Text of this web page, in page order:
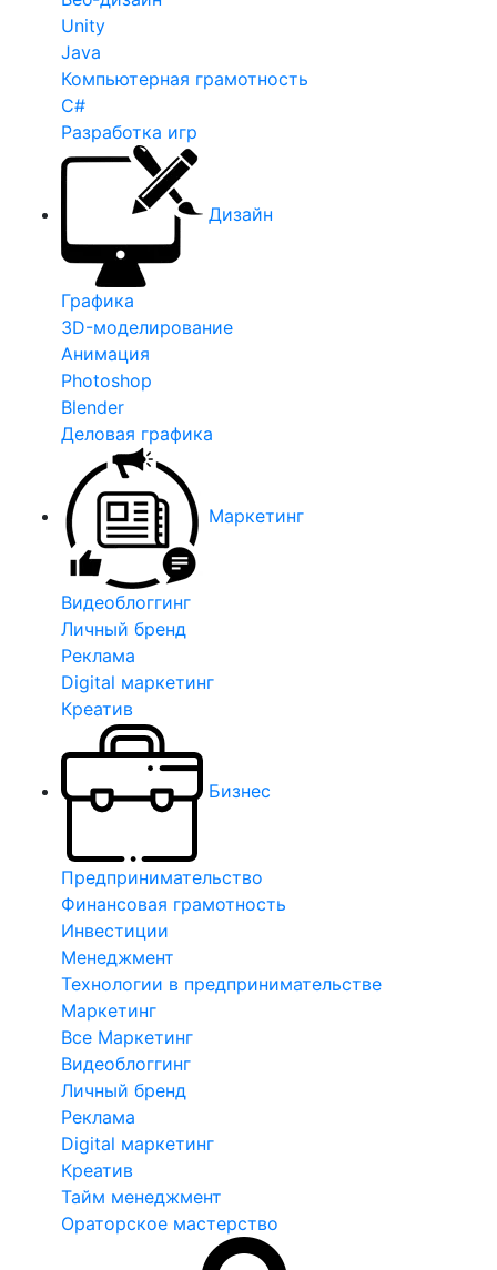
Unity
Java
Компьютерная грамотность
C#
Разработка игр
Дизайн
Графика
3D-моделирование
Анимация
Photoshop
Blender
Деловая графика
Маркетинг
Видеоблоггинг
Личный бренд
Реклама
Digital маркетинг
Креатив
Бизнес
Предпринимательство
Финансовая грамотность
Инвестиции
Менеджмент
Технологии в предпринимательстве
Маркетинг
Все Маркетинг
Видеоблоггинг
Личный бренд
Реклама
Digital маркетинг
Креатив
Тайм менеджмент
Ораторское мастерство